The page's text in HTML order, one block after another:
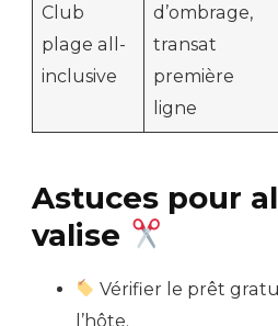
Club
plage all-
inclusive
d’ombrage,
transat
première
ligne
Astuces pour
valise
Vérifier le prêt
l’hôte.